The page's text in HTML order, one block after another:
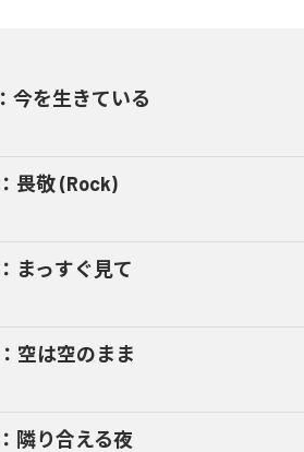
： 今を生きている
： 畏敬 (Rock)
： まっすぐ見て
： 空は空のまま
： 隣り合える夜